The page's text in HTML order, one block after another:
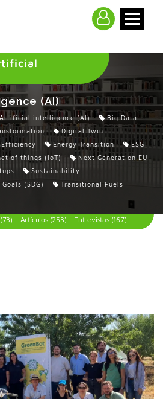
(AI)
Artificial intelligence (AI)
Big Data
Digital Twin
Efficiency Energy Transition
ESG
of things (IoT)
Next Generation EU
Sustainability
(SDG)
Transitional Fuels
Artículos (253) Entrevistas (167)